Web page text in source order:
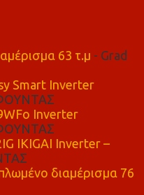
63 τ.μ - Grad
Smart Inverter
Inverter
IKIGAI Inverter –
διαμέρισμα 76